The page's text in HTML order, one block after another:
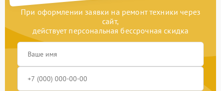
При оформлении заявки на ремонт техники через
сайт,
действует персональная бессрочная скидка